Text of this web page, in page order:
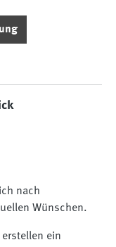
nach
Wünschen.
ein